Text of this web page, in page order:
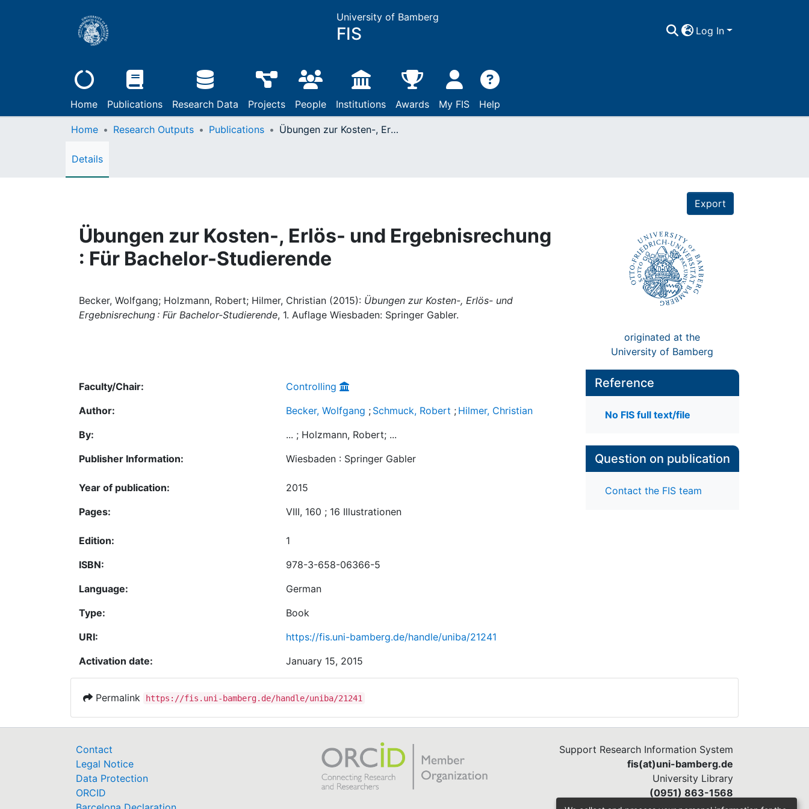
University of Bamberg
FIS Log In
Home Publications Research Data Projects People Institutions Awards My FIS Help
Home Research Outputs Publications Übungen zur Kosten-, Erlös- und Ergebnisrechung : Für Bachelor-Studierende
Details
Export
Übungen zur Kosten-, Erlös- und Ergebnisrechung
: Für Bachelor-Studierende
Becker, Wolfgang; Holzmann, Robert; Hilmer, Christian (2015): Übungen zur Kosten-, Erlös- und
Ergebnisrechung : Für Bachelor-Studierende, 1. Auflage Wiesbaden: Springer Gabler.
originated at the
University of Bamberg
Faculty/Chair:
Controlling
Author:
Becker, Wolfgang ; Schmuck, Robert ; Hilmer, Christian
By:
... ; Holzmann, Robert; ...
Publisher Information:
Wiesbaden : Springer Gabler
Year of publication:
2015
Pages:
VIII, 160 ; 16 Illustrationen
Edition:
1
ISBN:
978-3-658-06366-5
Language:
German
Type:
Book
URI:
https://fis.uni-bamberg.de/handle/uniba/21241
Activation date:
January 15, 2015
Reference
No FIS full text/file
Question on publication
Contact the FIS team
Permalink https://fis.uni-bamberg.de/handle/uniba/21241
Contact
Legal Notice
Data Protection
ORCID
Support Research Information System
fis(at)uni-bamberg.de
University Library
(0951) 863-1568